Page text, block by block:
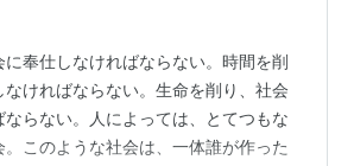
に奉仕しなければならない。時間を削
なければならない。生命を削り、社会
ならない。人によっては、とてつもな
。このような社会は、一体誰が作った